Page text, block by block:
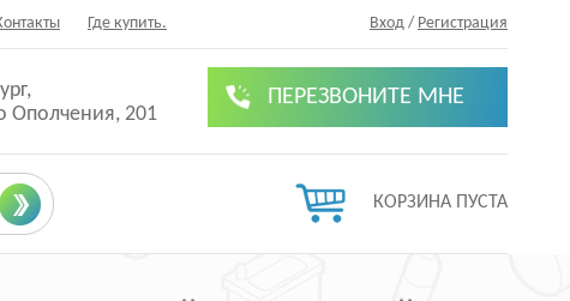
Где купить. Вход / Регистрация
Ополчения, 201
ПЕРЕЗВОНИТЕ МНЕ
КОРЗИНА ПУСТА